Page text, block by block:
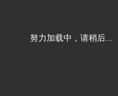
努力加载中，请稍后...